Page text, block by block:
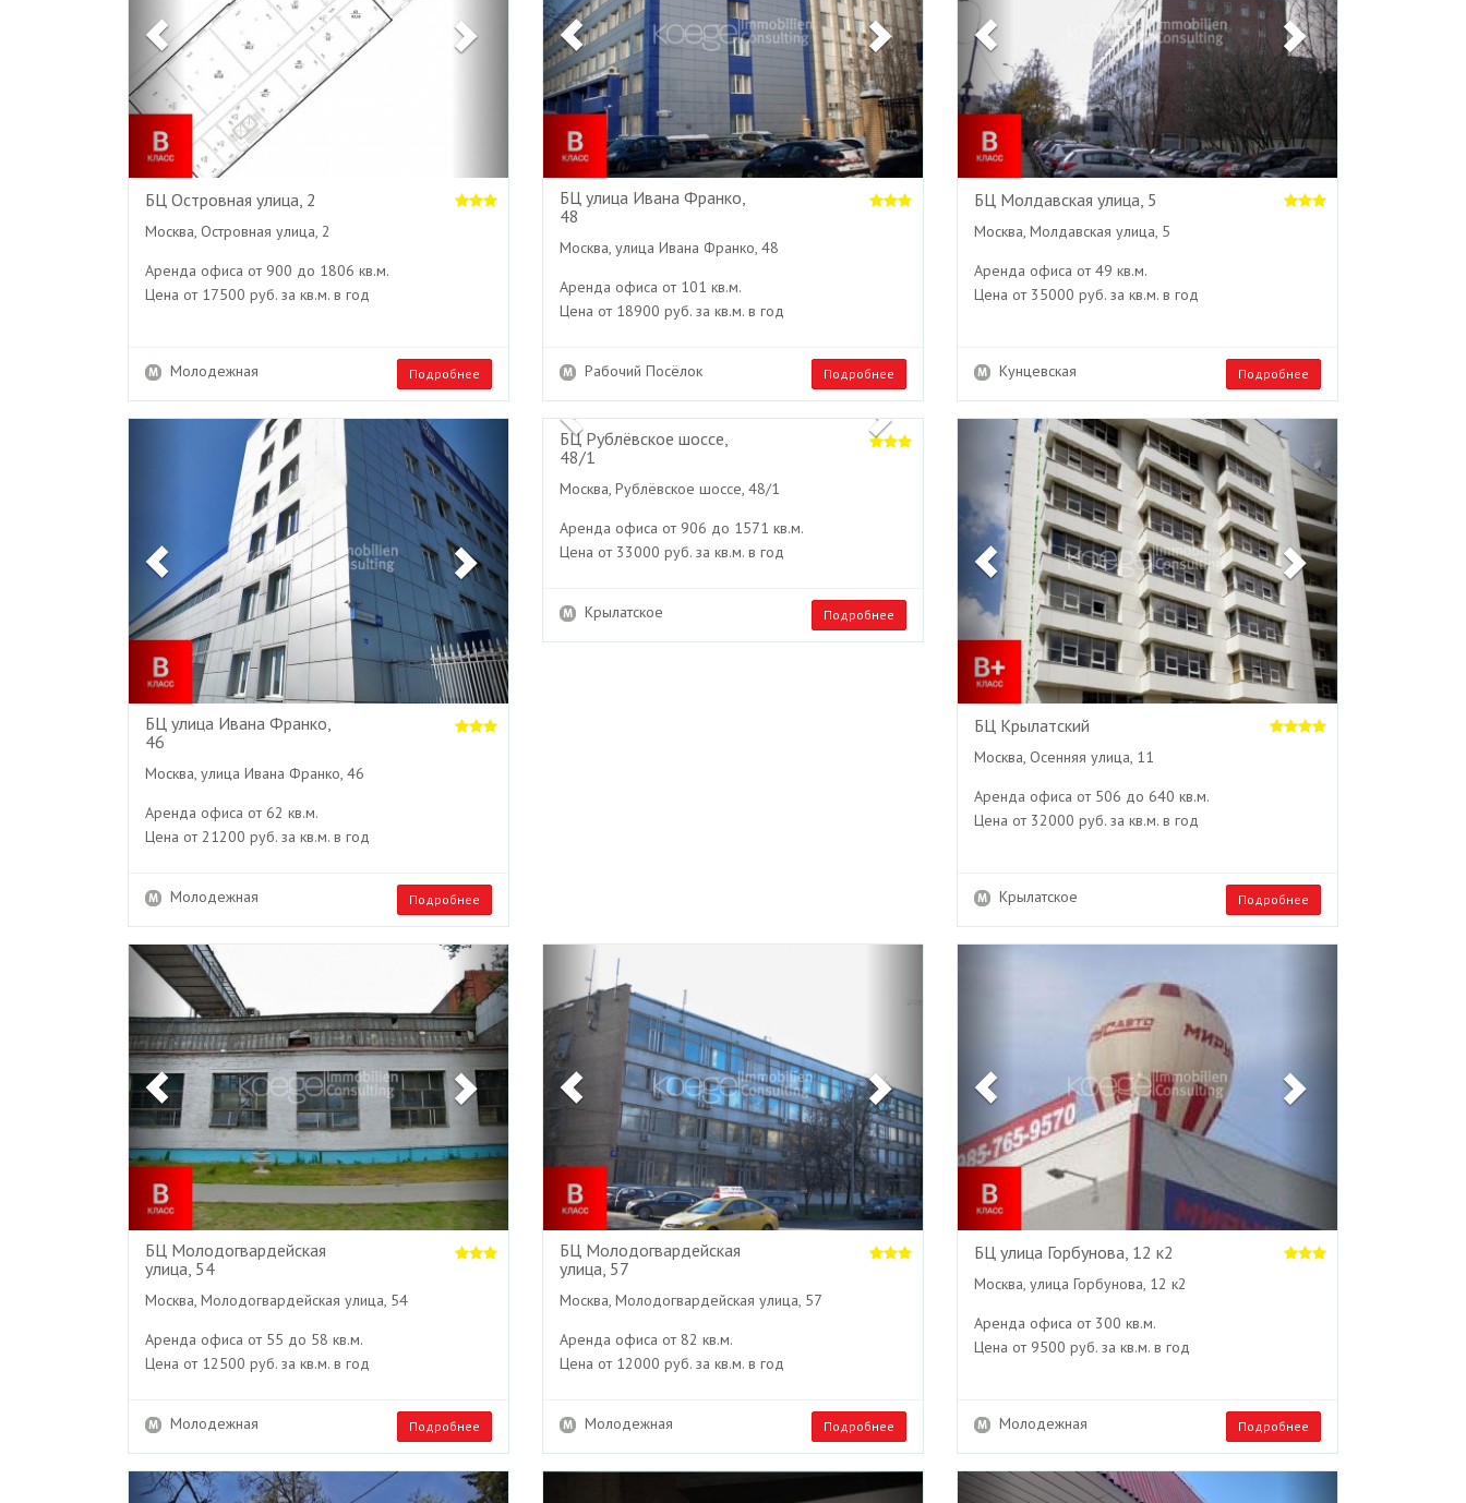
БЦ Островная улица, 2
Москва, Островная улица, 2
Аренда офиса от 900 до 1806 кв.м.
Цена от 17500 руб. за кв.м. в год
Молодежная Подробнее
БЦ улица Ивана Франко,
48
Москва, улица Ивана Франко, 48
Аренда офиса от 101 кв.м.
Цена от 18900 руб. за кв.м. в год
Рабочий Посёлок Подробнее
БЦ Молдавская улица, 5
Москва, Молдавская улица, 5
Аренда офиса от 49 кв.м.
Цена от 35000 руб. за кв.м. в год
Кунцевская Подробнее
БЦ улица Ивана Франко,
46
Москва, улица Ивана Франко, 46
Аренда офиса от 62 кв.м.
Цена от 21200 руб. за кв.м. в год
Молодежная Подробнее
Previous Next
БЦ Рублёвское шоссе,
48/1
Москва, Рублёвское шоссе, 48/1
Аренда офиса от 906 до 1571 кв.м.
Цена от 33000 руб. за кв.м. в год
Крылатское Подробнее
Previous
БЦ Крылатский
Москва, Осенняя улица, 11
Аренда офиса от 506 до 640 кв.м.
Цена от 32000 руб. за кв.м. в год
Крылатское Подробнее
Previous Next
БЦ Молодогвардейская
улица, 54
Москва, Молодогвардейская улица, 54
Аренда офиса от 55 до 58 кв.м.
Цена от 12500 руб. за кв.м. в год
Молодежная Подробнее
Previous
БЦ Молодогвардейская
улица, 57
Москва, Молодогвардейская улица, 57
Аренда офиса от 82 кв.м.
Цена от 12000 руб. за кв.м. в год
Молодежная Подробнее
БЦ улица Горбунова, 12 к2
Москва, улица Горбунова, 12 к2
Аренда офиса от 300 кв.м.
Цена от 9500 руб. за кв.м. в год
Молодежная Подробнее
Previous Next Previous Next Previous